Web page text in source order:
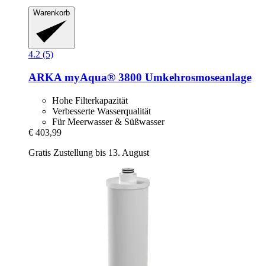
Warenkorb
4.2 (5)
ARKA myAqua® 3800 Umkehrosmoseanlage
Hohe Filterkapazität
Verbesserte Wasserqualität
Für Meerwasser & Süßwasser
€ 403,99
Gratis Zustellung bis 13. August